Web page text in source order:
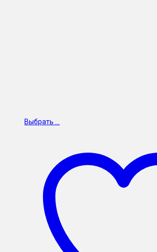
Выбрать ...